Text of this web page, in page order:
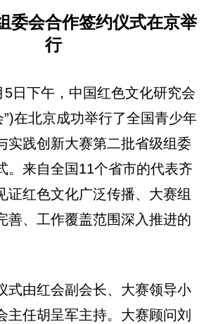
委会合作签约仪式在京举
行
5日下午，中国红色文化研究会
”)在北京成功举行了全国青少年
实践创新大赛第二批省级组委
。来自全国11个省市的代表齐
证红色文化广泛传播、大赛组
善、工作覆盖范围深入推进的
式由红会副会长、大赛领导小
主任胡呈军主持。大赛顾问刘